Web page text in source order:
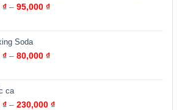
₫ – 95,000 ₫
Soda
₫ – 80,000 ₫
ca
₫ – 230,000 ₫